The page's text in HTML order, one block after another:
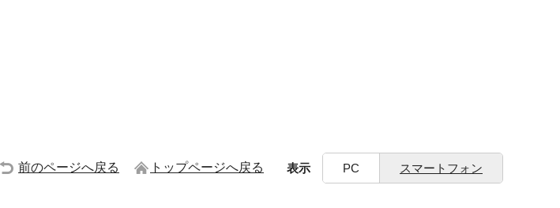
前のページへ戻る トップページへ戻る 表示 PC スマートフォン